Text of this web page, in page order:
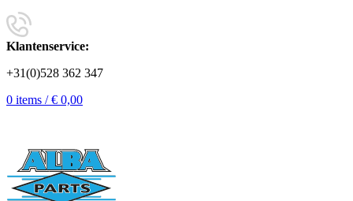
Klantenservice:
+31(0)528 362 347
0 items / € 0,00